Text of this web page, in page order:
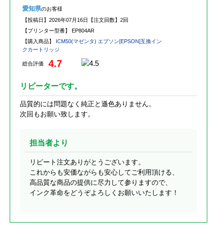
愛知県のお客様
【投稿日】 2026年07月16日 【注文回数】 2回
【プリンター型番】 EP804AR
【購入商品】 ICM50(マゼンタ) エプソン[EPSON]互換イン
クカートリッジ
総合評価 4.7
リピーターです。
品質的には問題なく純正と遜色ありません。
次回もお願い致します。
担当者より
リピート注文ありがとうございます。
これからも安価ながらも安心してご利用頂ける、
高品質な商品の提供に尽力して参りますので、
インク革命をどうぞよろしくお願いいたします！